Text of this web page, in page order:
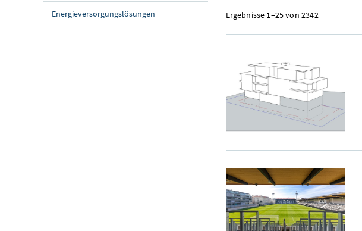
Energieversorgungslösungen Ergebnisse 1–25 von 2342